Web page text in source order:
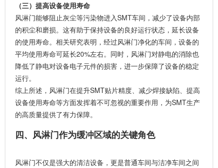
（三）提高设备使用寿命
风淋门能够阻止灰尘等污染物进入SMT车间，减少了设备内部
的积尘和磨损。这有助于保持设备的良好运行状态，延长设备
的使用寿命。相关研究表明，经过风淋门净化的车间，设备的
平均使用寿命可延长20%左右。同时，风淋门对静电的消除也
降低了静电对设备电子元件的损害，进一步保障了设备的稳定
运行。
综上所述，风淋门在提升SMT贴片精度、减少焊接缺陷、提高
设备使用寿命等方面发挥着不可忽视的重要作用，为SMT生产
的高质量提供了有力保障。
四、风淋门作为缓冲区域的关键角色
风淋门不仅是强大的清洁设备，更是普通车间与洁净车间之间